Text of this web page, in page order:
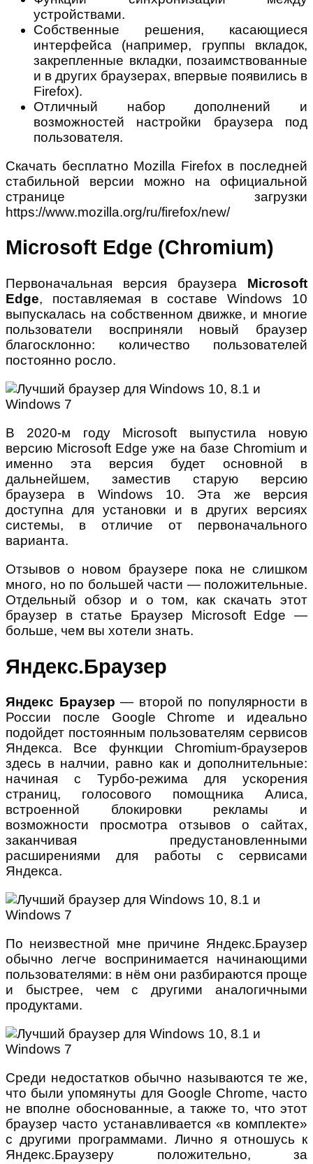
устройствами.
Собственные решения, касающиеся
интерфейса (например, группы вкладок,
закрепленные вкладки, позаимствованные
и в других браузерах, впервые появились в
Firefox).
Отличный набор дополнений и
возможностей настройки браузера под
пользователя.
Скачать бесплатно Mozilla Firefox в последней
стабильной версии можно на официальной
странице загрузки
https://www.mozilla.org/ru/firefox/new/
Microsoft Edge (Chromium)
Первоначальная версия браузера Microsoft
Edge, поставляемая в составе Windows 10
выпускалась на собственном движке, и многие
пользователи восприняли новый браузер
благосклонно: количество пользователей
постоянно росло.
В 2020-м году Microsoft выпустила новую
версию Microsoft Edge уже на базе Chromium и
именно эта версия будет основной в
дальнейшем, заместив старую версию
браузера в Windows 10. Эта же версия
доступна для установки и в других версиях
системы, в отличие от первоначального
варианта.
Отзывов о новом браузере пока не слишком
много, но по большей части — положительные.
Отдельный обзор и о том, как скачать этот
браузер в статье Браузер Microsoft Edge —
больше, чем вы хотели знать.
Яндекс.Браузер
Яндекс Браузер — второй по популярности в
России после Google Chrome и идеально
подойдет постоянным пользователям сервисов
Яндекса. Все функции Chromium-браузеров
здесь в налчии, равно как и дополнительные:
начиная с Турбо-режима для ускорения
страниц, голосового помощника Алиса,
встроенной блокировки рекламы и
возможности просмотра отзывов о сайтах,
заканчивая предустановленными
расширениями для работы с сервисами
Яндекса.
По неизвестной мне причине Яндекс.Браузер
обычно легче воспринимается начинающими
пользователями: в нём они разбираются проще
и быстрее, чем с другими аналогичными
продуктами.
Среди недостатков обычно называются те же,
что были упомянуты для Google Chrome, часто
не вполне обоснованные, а также то, что этот
браузер часто устанавливается «в комплекте»
с другими программами. Лично я отношусь к
Яндекс.Браузеру положительно, за